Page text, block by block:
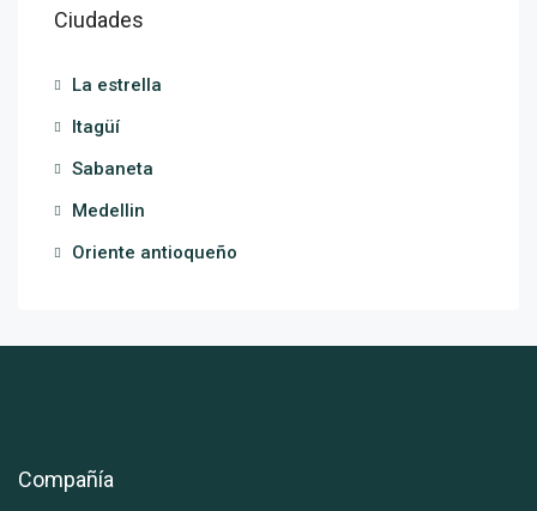
Ciudades
La estrella
Itagüí
Sabaneta
Medellin
Oriente antioqueño
Compañía